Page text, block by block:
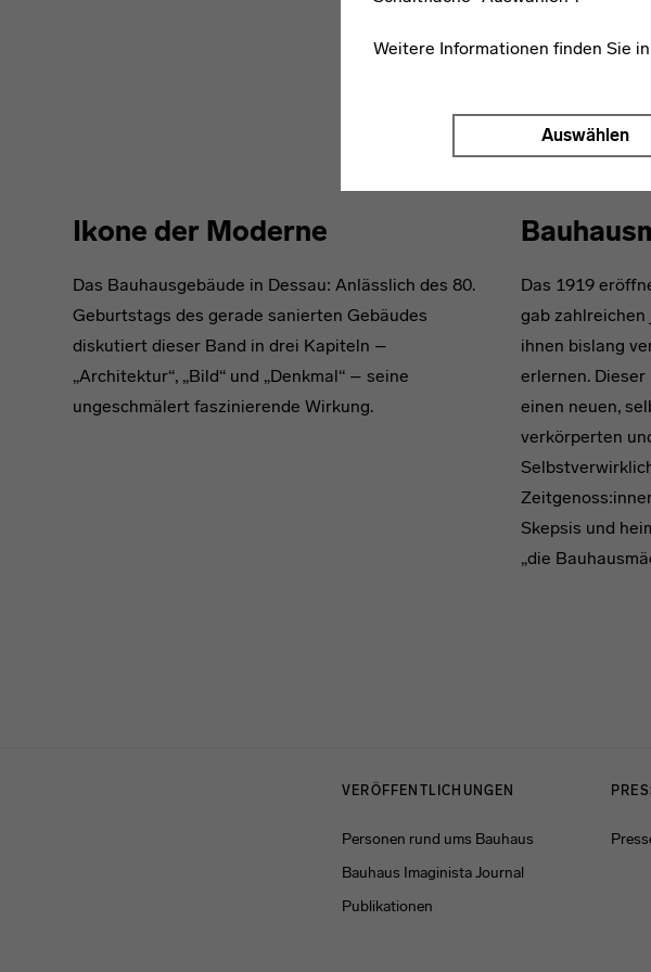
Weitere Informationen finden Sie
Auswählen
Ikone der Moderne
Das Bauhausgebäude in Dessau: Anlässlich des 80.
Geburtstags des gerade sanierten Gebäudes
diskutiert dieser Band in drei Kapiteln –
„Architektur“, „Bild“ und „Denkmal“ – seine
ungeschmälert faszinierende Wirkung.
Das 1919
gab
ihnen bislang
erlernen.
einen neuen,
verkörperten
Skepsis und
„die
VERÖFFENTLICHUNGEN
Personen rund ums Bauhaus
Bauhaus Imaginista Journal
Publikationen